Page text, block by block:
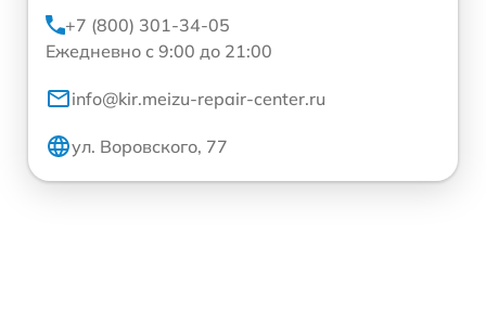
+7 (800) 301-34-05
Ежедневно с 9:00 до 21:00
info@kir.meizu-repair-center.ru
ул. Воровского, 77